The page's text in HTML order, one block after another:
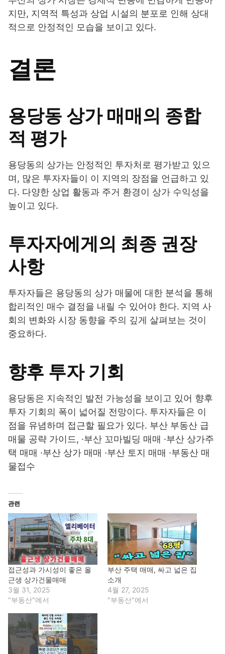
지만, 지역적 특성과 상업 시설의 분포로 인해 상대
적으로 안정적인 모습을 보이고 있다.
결론
용당동 상가 매매의 종합
적 평가
용당동의 상가는 안정적인 투자처로 평가받고 있으
며, 많은 투자자들이 이 지역의 장점을 언급하고 있
다. 다양한 상업 활동과 주거 환경이 상가 수익성을
높이고 있다.
투자자에게의 최종 권장
사항
투자자들은 용당동의 상가 매물에 대한 분석을 통해
합리적인 매수 결정을 내릴 수 있어야 한다. 지역 사
회의 변화와 시장 동향을 주의 깊게 살펴보는 것이
중요하다.
향후 투자 기회
용당동은 지속적인 발전 가능성을 보이고 있어 향후
투자 기회의 폭이 넓어질 전망이다. 투자자들은 이
점을 유념하며 접근할 필요가 있다. 부산 부동산 급
매물 공략 가이드, ·부산 꼬마빌딩 매매 ·부산 상가주
택 매매 ·부산 상가 매매 ·부산 토지 매매 ·부동산 매
물접수
관련
접근성과 가시성이 좋은 올
근생 상가건물매매
3월 31, 2025
"부동산"에서
부산 주택 매매, 싸고 넓은 집
소개
4월 27, 2025
"부동산"에서